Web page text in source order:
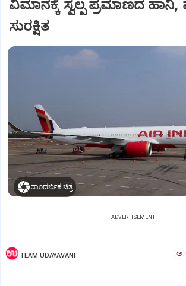
ವಿಮಾನಕ್ಕೆ ಸ್ವಲ್ಪ ಪ್ರಮಾಣದ
ಸುರಕ್ಷಿತ
ಸಾಂದರ್ಭಿಕ ಚಿತ್ರ
ADVERTISEMENT
TEAM UDAYAVANI ಅ